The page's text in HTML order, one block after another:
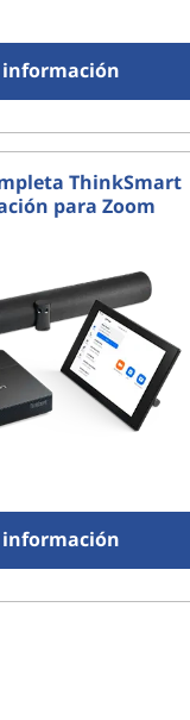
información
ThinkSmart
para Zoom
información